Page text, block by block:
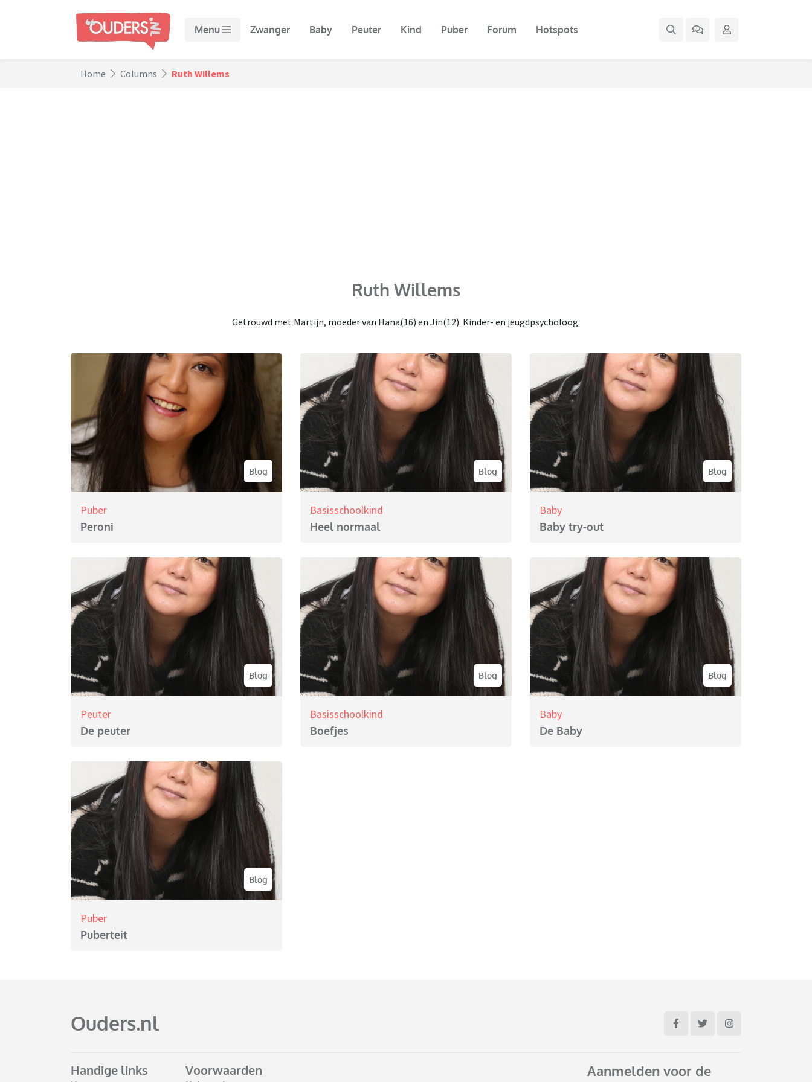
Menu Zwanger Baby Peuter Kind Puber Forum Hotspots
Home Columns Ruth Willems
Ruth Willems
Getrouwd met Martijn, moeder van Hana(16) en Jin(12). Kinder- en jeugdpsycholoog.
Blog
Puber
Peroni
Blog
Basisschoolkind
Heel normaal
Blog
Baby
Baby try-out
Blog
Peuter
De peuter
Blog
Basisschoolkind
Boefjes
Blog
Baby
De Baby
Blog
Puber
Puberteit
Ouders.nl
Handige links Voorwaarden
Aanmelden voor de